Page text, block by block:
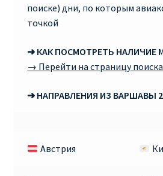
Рим
Райнэйр на русском
поиске) дни, по которым
точкой
➜ КАК ПОСМОТРЕТЬ НАЛИЧИЕ
→ Перейти на страницу
➜ НАПРАВЛЕНИЯ ИЗ ВАРШАВЫ
Австрия